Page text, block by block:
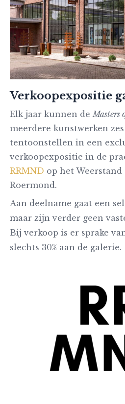
Verkoopexpositie
Elk jaar kunnen deMasters
meerdere kunstwerken
tentoonstellen in een
verkoopexpositie in de
RRMND op het
Roermond.
Aan deelname gaat een
maar zijn verder geen
Bij verkoop is er sprake
slechts 30% aan de galerie.